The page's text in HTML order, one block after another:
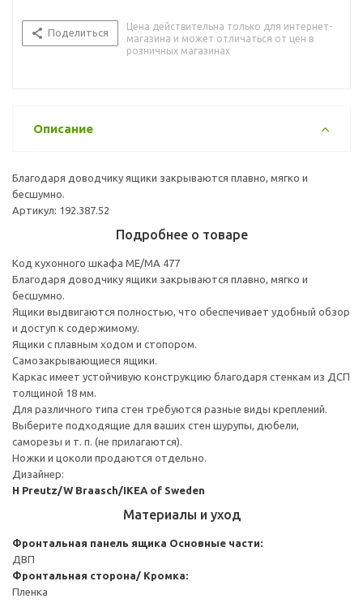
Поделиться
Цена действительна только для интернет-
магазина и может отличаться от цен в
розничных магазинах
Описание
Благодаря доводчику ящики закрываются плавно, мягко и
бесшумно.
Артикул: 192.387.52
Подробнее о товаре
Код кухонного шкафа ME/MA 477
Благодаря доводчику ящики закрываются плавно, мягко и
бесшумно.
Ящики выдвигаются полностью, что обеспечивает удобный обзор
и доступ к содержимому.
Ящики с плавным ходом и стопором.
Самозакрывающиеся ящики.
Каркас имеет устойчивую конструкцию благодаря стенкам из ДСП
толщиной 18 мм.
Для различного типа стен требуются разные виды креплений.
Выберите подходящие для ваших стен шурупы, дюбели,
саморезы и т. п. (не прилагаются).
Ножки и цоколи продаются отдельно.
Дизайнер:
H Preutz/W Braasch/IKEA of Sweden
Материалы и уход
Фронтальная панель ящика Основные части:
ДВП
Фронтальная сторона/ Кромка:
Пленка